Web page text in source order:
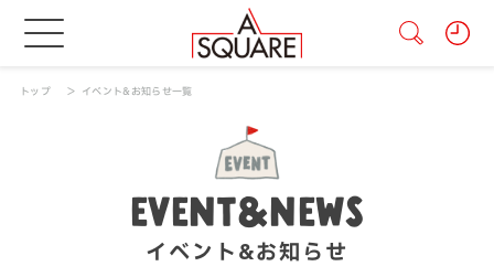
トップ イベント&お知らせ一覧
EVENT&NEWS
イベント&お知らせ